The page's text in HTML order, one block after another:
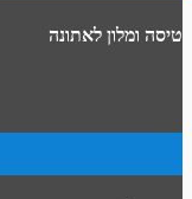
טיסה ומלון לאתונה